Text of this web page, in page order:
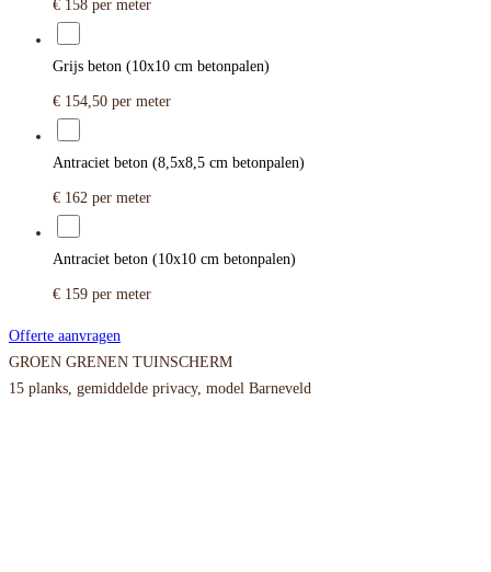
€ 158 per meter
Grijs beton (10x10 cm betonpalen)
€ 154,50 per meter
Antraciet beton (8,5x8,5 cm betonpalen)
€ 162 per meter
Antraciet beton (10x10 cm betonpalen)
€ 159 per meter
Offerte aanvragen
GROEN GRENEN TUINSCHERM
15 planks, gemiddelde privacy, model Barneveld